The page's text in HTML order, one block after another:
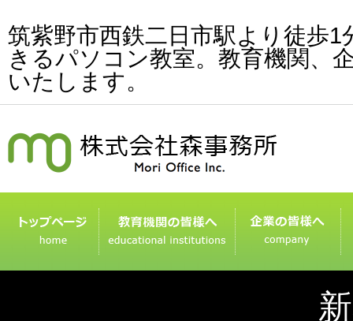
筑紫野市西鉄二日市駅より徒歩
きるパソコン教室。教育機関、
いたします。